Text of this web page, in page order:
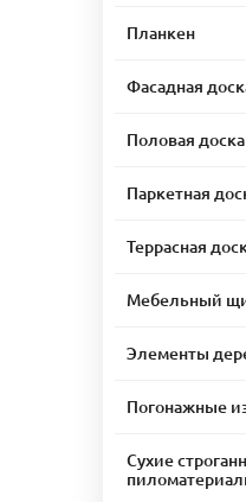
Планкен
Фасадная
Половая доска
Паркетная
Террасная
Мебельный
Элементы
Погонажные
Сухие